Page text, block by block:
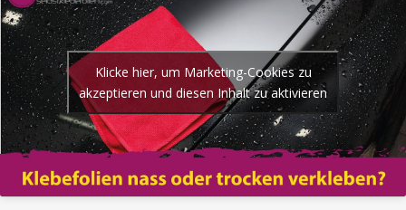
Klicke hier, um Marketing-Cookies zu
akzeptieren und diesen Inhalt zu aktivieren